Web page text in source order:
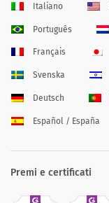
Italiano
Português
Français
Svenska
Deutsch
Español / España
Premi e certificati